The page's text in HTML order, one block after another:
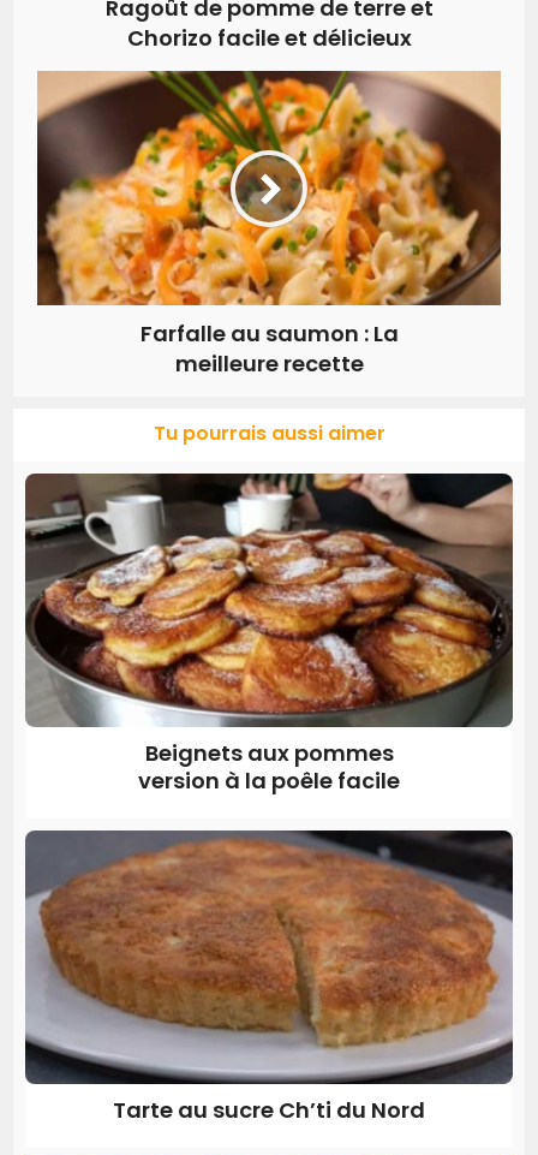
Ragoût de pomme de terre et
Chorizo facile et délicieux
Farfalle au saumon : La
meilleure recette
Tu pourrais aussi aimer
Beignets aux pommes
version à la poêle facile
Tarte au sucre Ch’ti du Nord